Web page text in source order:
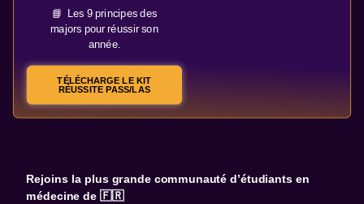
📘 Les 9 principes des
majors pour réussir son
année.
TÉLÉCHARGE LE KIT
RÉUSSITE PASS/LAS
Rejoins la plus grande communauté d’étudiants en
médecine de 🇫🇷